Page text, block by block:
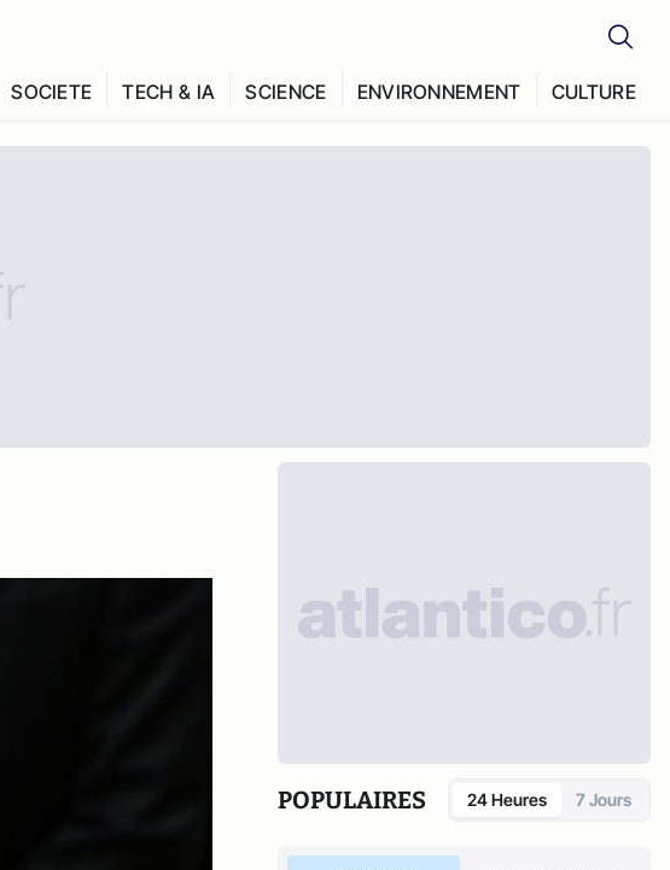
SOCIETE TECH & IA SCIENCE ENVIRONNEMENT CULTURE
POPULAIRES 24 Heures 7 Jours